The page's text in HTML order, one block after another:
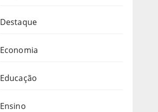
Destaque
Economia
Educação
Ensino